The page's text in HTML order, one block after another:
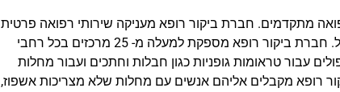
מתקדמים. חברת ביקור רופא מעניקה שירותי רפואה פרטית
עבור מקרים דחופים לכל קופות החולים במדינת ישראל. חברת ביקור רופא מספקת למעלה מ- 25 מרכזים בכל רחבי
עבור טראומות גופניות כגון חבלות וחתכים ועבור מחלות
רופא מקבלים אליהם אנשים עם מחלות שלא מצריכות אשפוז,